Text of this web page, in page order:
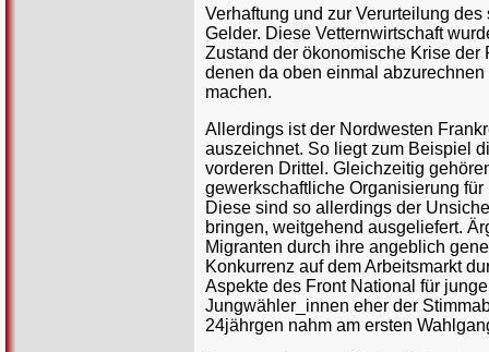
Verhaftung und zur Verurteilung
Gelder. Diese Vetternwirtschaft
Zustand der ökonomische Krise
denen da oben einmal
machen.
Allerdings ist der Nordwesten
auszeichnet. So liegt zum Beispiel
vorderen Drittel. Gleichzeitig
gewerkschaftliche Organisierung
Diese sind so allerdings der
bringen, weitgehend ausgeliefert.
Migranten durch ihre angeblich
Konkurrenz auf dem Arbeitsmarkt
Aspekte des Front National für
Jungwähler_innen eher der
24jährgen nahm am ersten